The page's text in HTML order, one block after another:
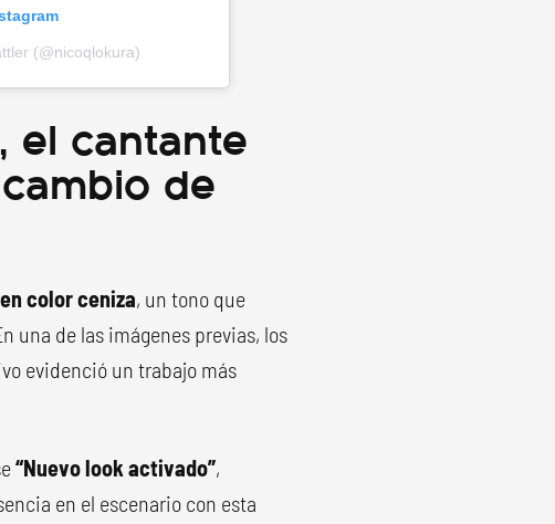
(@nicoqlokura)
el cantante
de
color ceniza, un tono que
una de las imágenes previas, los
evidenció un trabajo más
“Nuevo look activado”,
en el escenario con esta